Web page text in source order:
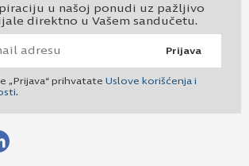
u našoj ponudi uz pažljivo
direktno u Vašem sandučetu.
Prijava
„Prijava“ prihvatate Uslove korišćenja i
.